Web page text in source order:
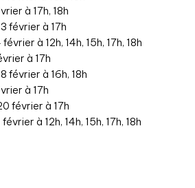
à 17h, 18h
février à 17h
à 12h, 14h, 15h, 17h, 18h
à 17h
février à 16h, 18h
à 17h
février à 17h
à 12h, 14h, 15h, 17h, 18h